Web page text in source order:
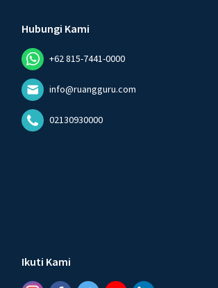
Hubungi Kami
+62 815-7441-0000
info@ruangguru.com
02130930000
Ikuti Kami